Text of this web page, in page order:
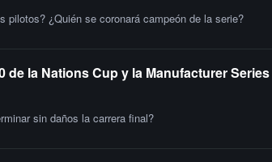
pilotos? ¿Quién se coronará campeón de la serie?
de la Nations Cup y la Manufacturer
sin daños la carrera final?